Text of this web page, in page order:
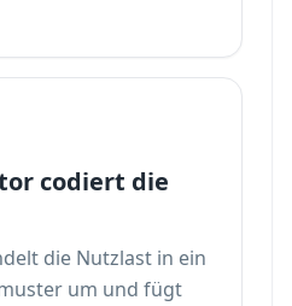
codiert die
die Nutzlast in ein
um und fügt